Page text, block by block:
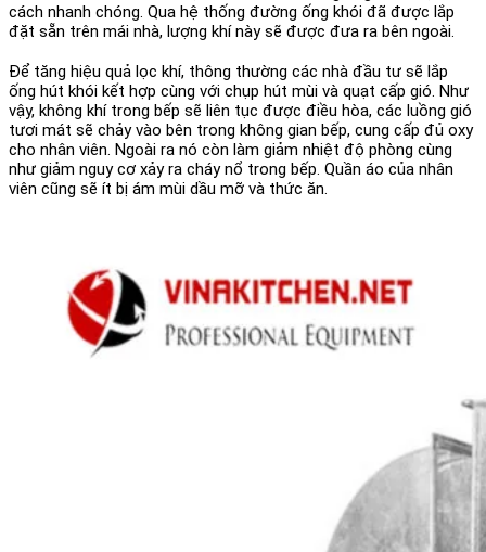
cách nhanh chóng. Qua hệ thống đường ống khói đã được lắp
đặt sẵn trên mái nhà, lượng khí này sẽ được đưa ra bên ngoài.
Để tăng hiệu quả lọc khí, thông thường các nhà đầu tư sẽ lắp
ống hút khói kết hợp cùng với chụp hút mùi và quạt cấp gió. Như
vậy, không khí trong bếp sẽ liên tục được điều hòa, các luồng gió
tươi mát sẽ chảy vào bên trong không gian bếp, cung cấp đủ oxy
cho nhân viên. Ngoài ra nó còn làm giảm nhiệt độ phòng cùng
như giảm nguy cơ xảy ra cháy nổ trong bếp. Quần áo của nhân
viên cũng sẽ ít bị ám mùi dầu mỡ và thức ăn.